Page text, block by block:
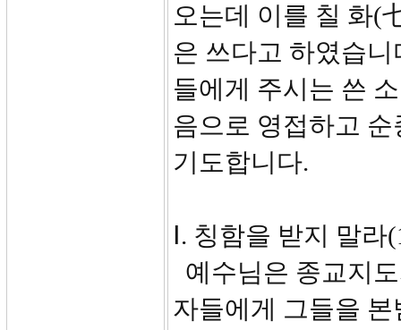
오는데 이를 칠 화(
은 쓰다고 하였습
들에게 주시는 쓴
음으로 영접하고
기도합니다.
Ⅰ. 칭함을 받지 말라
예수님은 종교지
자들에게 그들을